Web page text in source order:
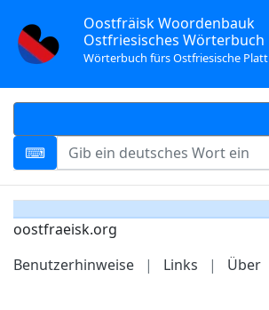
Oostfräisk Woordenbauk
Ostfriesisches Wörterbuch
Wörterbuch fürs Ostfriesische Platt
oostfraeisk.org
Benutzerhinweise
| Links | Über